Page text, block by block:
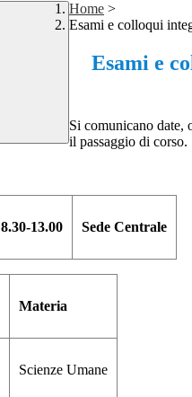
Home >
Esami e colloqui
Esami e
Si comunicano date,
il passaggio di corso.
8.30-13.00 Sede Centrale
Materia
Scienze Umane